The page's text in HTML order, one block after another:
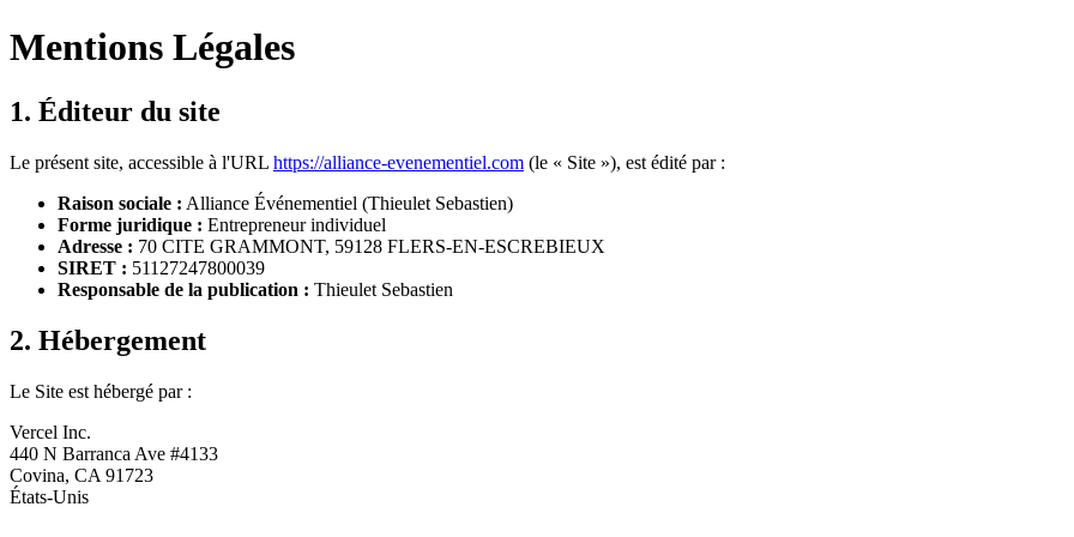
Mentions Légales
1. Éditeur du site
Le présent site, accessible à l'URL https://alliance-evenementiel.com (le « Site »), est édité par :
Raison sociale : Alliance Événementiel (Thieulet Sebastien)
Forme juridique : Entrepreneur individuel
Adresse : 70 CITE GRAMMONT, 59128 FLERS-EN-ESCREBIEUX
SIRET : 51127247800039
Responsable de la publication : Thieulet Sebastien
2. Hébergement
Le Site est hébergé par :
Vercel Inc.
440 N Barranca Ave #4133
Covina, CA 91723
États-Unis